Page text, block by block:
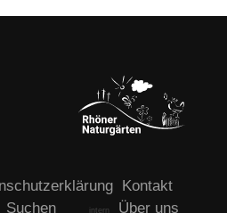
Kontakt
Suchen intern Über uns